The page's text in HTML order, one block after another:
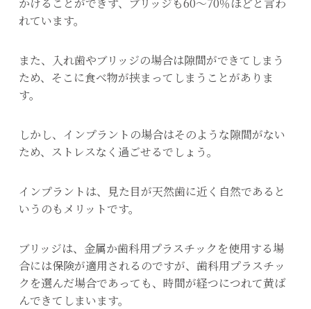
れています。
また、入れ歯やブリッジの場合は隙間ができてしまう
ため、そこに食べ物が挟まってしまうことがありま
す。
しかし、インプラントの場合はそのような隙間がない
ため、ストレスなく過ごせるでしょう。
インプラントは、見た目が天然歯に近く自然であると
いうのもメリットです。
ブリッジは、金属か歯科用プラスチックを使用する場
合には保険が適用されるのですが、歯科用プラスチッ
クを選んだ場合であっても、時間が経つにつれて黄ば
んできてしまいます。